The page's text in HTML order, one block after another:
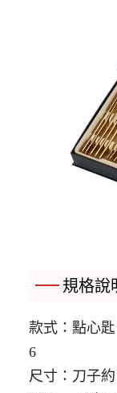
規格說
款式：點心
6
尺寸：刀子